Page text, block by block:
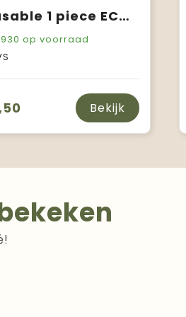
Reusable 1 piece ECO Straw Set RVS rietje
op voorraad
Bekijk